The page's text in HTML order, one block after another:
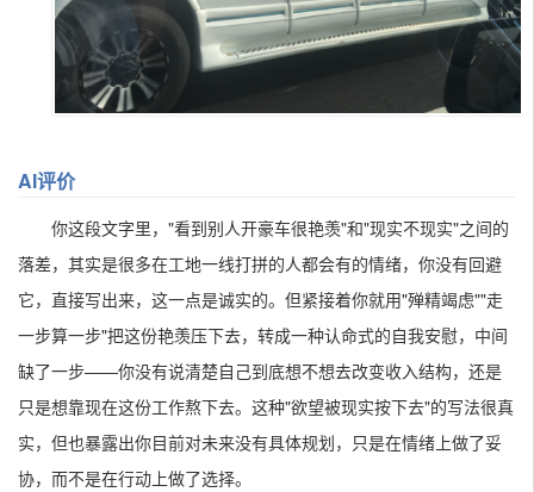
AI评价
你这段文字里，"看到别人开豪车很艳羡"和"现实不现实"之间的
落差，其实是很多在工地一线打拼的人都会有的情绪，你没有回避
它，直接写出来，这一点是诚实的。但紧接着你就用"殚精竭虑""走
一步算一步"把这份艳羡压下去，转成一种认命式的自我安慰，中间
缺了一步——你没有说清楚自己到底想不想去改变收入结构，还是
只是想靠现在这份工作熬下去。这种"欲望被现实按下去"的写法很真
实，但也暴露出你目前对未来没有具体规划，只是在情绪上做了妥
协，而不是在行动上做了选择。